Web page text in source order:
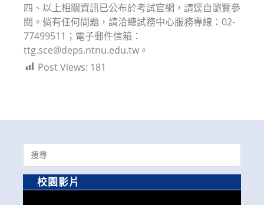
四、以上相關資訊已公布於考試官網，請逕自瀏覽參
閱。倘有任何問題，請洽總試務中心服務專線：02-
77499511；電子郵件信箱：
ttg.sce@deps.ntnu.edu.tw。
Post Views: 181
Search
for:
校園影片